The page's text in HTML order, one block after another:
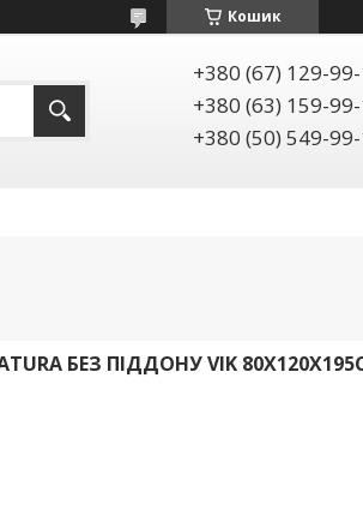
Кошик
+380 (67) 129-
+380 (63) 159-
+380 (50) 549-
БЕЗ ПІДДОНУ VIK